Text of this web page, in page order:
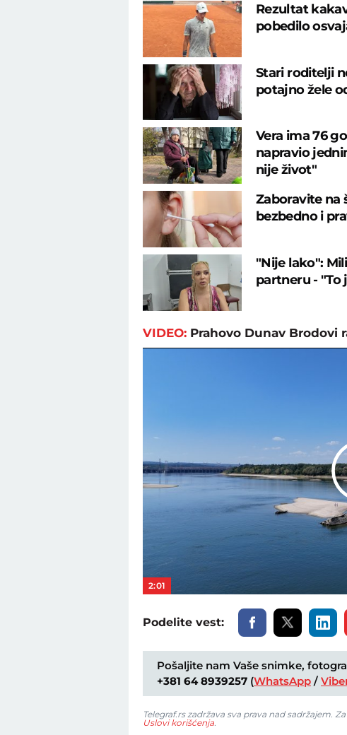
Rezultat
pobedilo
Stari roditelji
potajno žele
Vera ima 76
napravio
nije život"
Zaboravite na
bezbedno i
"Nije lako":
partneru - "To
VIDEO: Prahovo Dunav Brodovi
2:01
Podelite vest:
Pošaljite nam Vaše snimke,
+381 64 8939257 (WhatsApp /
Telegraf.rs zadržava sva prava nad sadržajem.
Uslovi korišćenja